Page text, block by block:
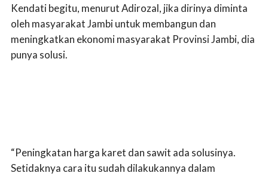
Kendati begitu, menurut Adirozal, jika dirinya diminta
oleh masyarakat Jambi untuk membangun dan
meningkatkan ekonomi masyarakat Provinsi Jambi, dia
punya solusi.
“Peningkatan harga karet dan sawit ada solusinya.
Setidaknya cara itu sudah dilakukannya dalam